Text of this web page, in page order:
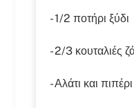
- 1/2 ποτήρι ξύδι
- 2/3 κουταλιές
- Αλάτι και